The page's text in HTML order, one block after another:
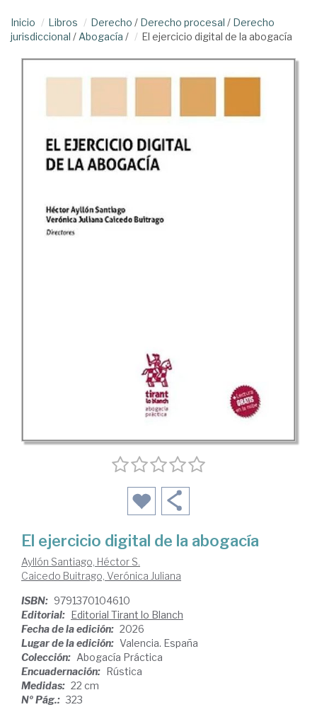
Inicio Libros Derecho / Derecho procesal / Derecho
jurisdiccional / Abogacía / El ejercicio digital de la abogacía
El ejercicio digital de la abogacía
Ayllón Santiago, Héctor S.
Caicedo Buitrago, Verónica Juliana
ISBN: 9791370104610
Editorial: Editorial Tirant lo Blanch
Fecha de la edición: 2026
Lugar de la edición: Valencia. España
Colección: Abogacía Práctica
Encuadernación: Rústica
Medidas: 22 cm
Nº Pág.: 323